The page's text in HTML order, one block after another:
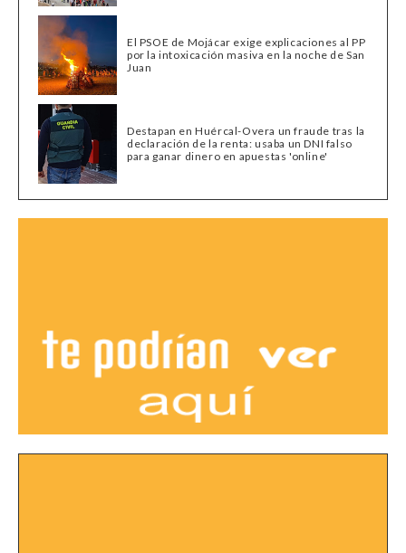
El PSOE de Mojácar exige explicaciones al PP
por la intoxicación masiva en la noche de San
Juan
Destapan en Huércal-Overa un fraude tras la
declaración de la renta: usaba un DNI falso
para ganar dinero en apuestas 'online'